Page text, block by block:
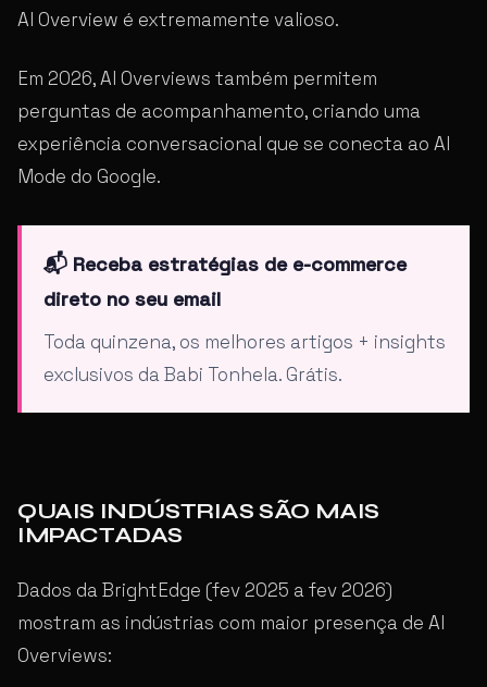
AI Overview é extremamente valioso.
Em 2026, AI Overviews também permitem
perguntas de acompanhamento, criando uma
experiência conversacional que se conecta ao AI
Mode do Google.
📬 Receba estratégias de e-commerce
direto no seu email
Toda quinzena, os melhores artigos + insights
exclusivos da Babi Tonhela. Grátis.
QUAIS INDÚSTRIAS SÃO MAIS
IMPACTADAS
Dados da BrightEdge (fev 2025 a fev 2026)
mostram as indústrias com maior presença de AI
Overviews: